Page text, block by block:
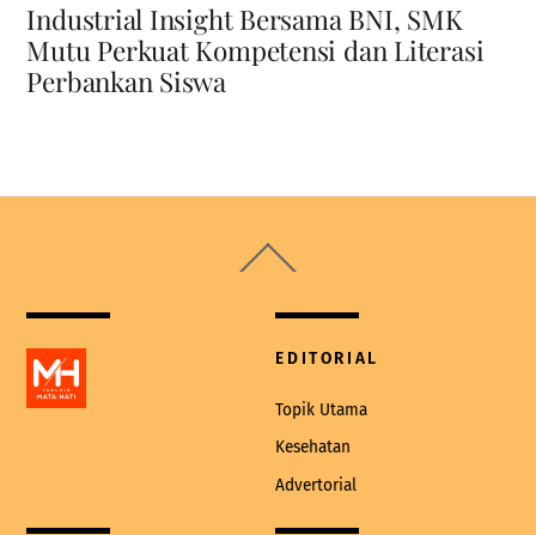
Industrial Insight Bersama BNI, SMK
Mutu Perkuat Kompetensi dan Literasi
Perbankan Siswa
To
EDITORIAL
Topik Utama
Kesehatan
Advertorial